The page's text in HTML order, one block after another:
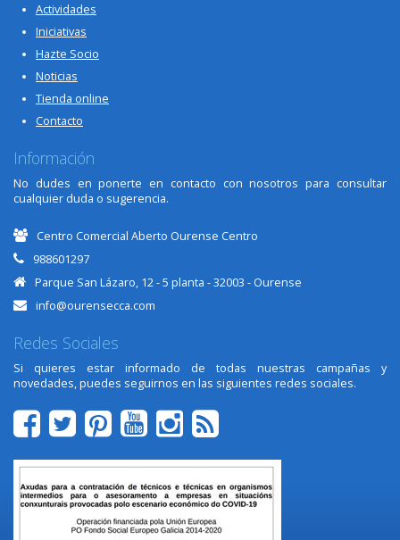
Actividades
Iniciativas
Hazte Socio
Noticias
Tienda online
Contacto
Información
No dudes en ponerte en contacto con nosotros para consultar
cualquier duda o sugerencia.
Centro Comercial Aberto Ourense Centro
988601297
Parque San Lázaro, 12 - 5 planta - 32003 - Ourense
info@ourensecca.com
Redes Sociales
Si quieres estar informado de todas nuestras campañas y
novedades, puedes seguirnos en las siguientes redes sociales.